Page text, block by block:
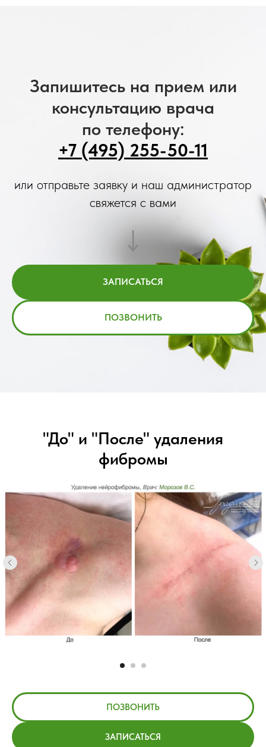
Запишитесь на прием или
консультацию врача
по телефону:
+7 (495) 255-50-11
или отправьте заявку и наш администратор
свяжется с вами
ЗАПИСАТЬСЯ
ПОЗВОНИТЬ
"До" и "После" удаления
фибромы
ПОЗВОНИТЬ
ЗАПИСАТЬСЯ